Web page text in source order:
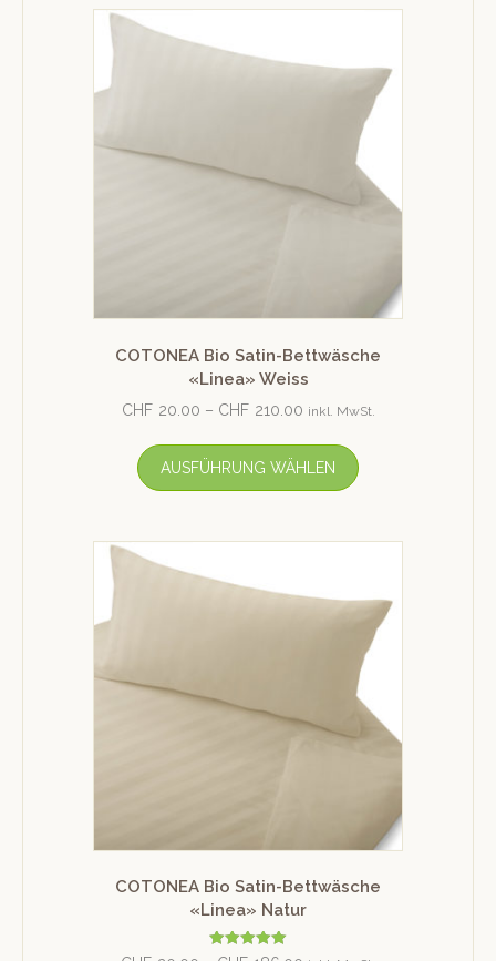
COTONEA Bio Satin-Bettwäsche
«Linea» Weiss
CHF 20.00 – CHF 210.00 inkl. MwSt.
AUSFÜHRUNG WÄHLEN
COTONEA Bio Satin-Bettwäsche
«Linea» Natur